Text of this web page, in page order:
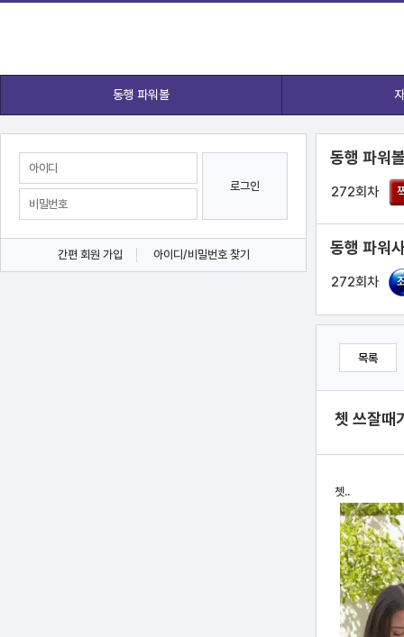
동행 파워볼
로그인
간편 회원 가입 아이디/비밀번호 찾기
동행 파워
272회차
동행 파워
272회차
목록
쳇 쓰잘때
쳇..